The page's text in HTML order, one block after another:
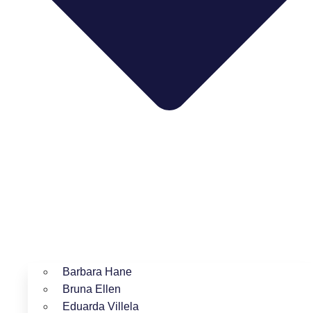
Barbara Hane
Bruna Ellen
Eduarda Villela